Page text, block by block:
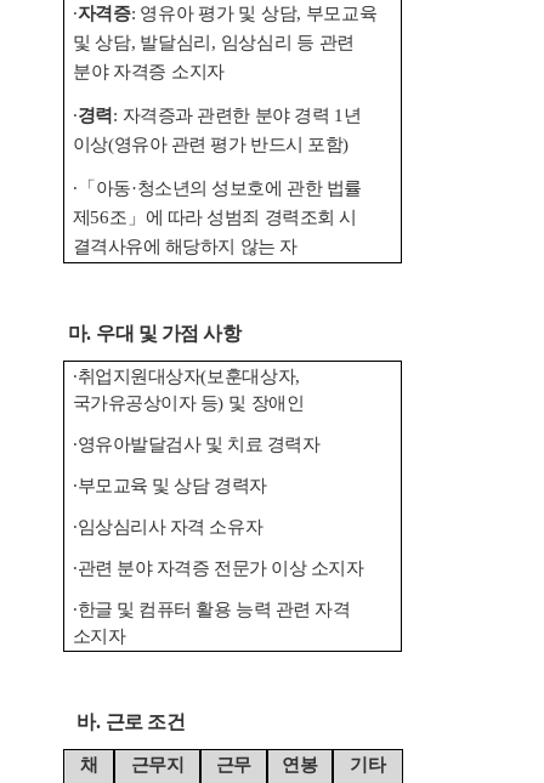
∙자격증: 영유아 평가 및 상담, 부모교육
및 상담, 발달심리 , 임상심리 등 관련
분야 자격증 소지자
∙경력: 자격증과 관련한 분야 경력 1 년
이상(영유아 관련 평가 반드시 포함)
∙「 아동·청소년의 성보호에 관한 법률
제 56조 」 에 따라 성범죄 경력조회 시
결격사유에 해당하지 않는 자
마. 우대 및 가점 사항
∙취업지원대상자(보훈대상자,
국가유공상이자 등) 및 장애인
∙영유아발달검사 및 치료 경력자
∙부모교육 및 상담 경력자
∙임상심리사 자격 소유자
∙관련 분야 자격증 전문가 이상 소지자
∙한글 및 컴퓨터 활용 능력 관련 자격
소지자
바. 근로 조건
채
근무지
근무
연봉
기타